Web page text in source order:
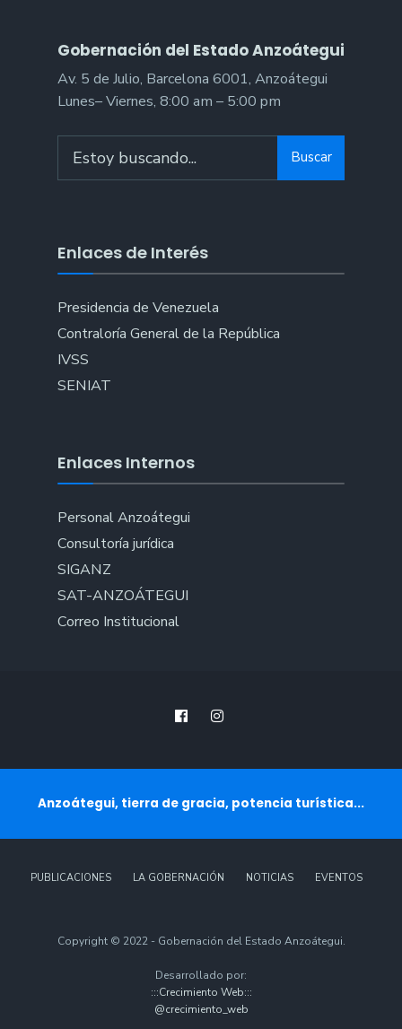
Gobernación del Estado Anzoátegui
Av. 5 de Julio, Barcelona 6001, Anzoátegui
Lunes– Viernes, 8:00 am – 5:00 pm
for:
Buscar
Enlaces de Interés
Presidencia de Venezuela
Contraloría General de la República
IVSS
SENIAT
Enlaces Internos
Personal Anzoátegui
Consultoría jurídica
SIGANZ
SAT-ANZOÁTEGUI
Correo Institucional
Anzoátegui, tierra de gracia, potencia turística...
PUBLICACIONES LA GOBERNACIÓN NOTICIAS EVENTOS
Copyright © 2022 - Gobernación del Estado Anzoátegui.
Desarrollado por:
:::Crecimiento Web:::
@crecimiento_web